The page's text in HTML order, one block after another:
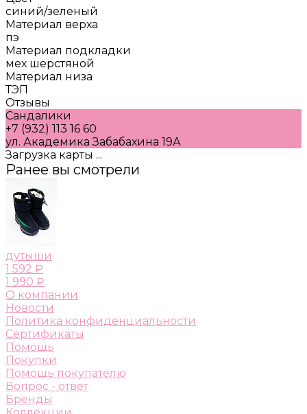
синий/зеленый
Материал верха
пэ
Материал подкладки
мех шерстяной
Материал низа
ТЭП
Отзывы
Сандалики
+7 (932) 113 16 60
ул. Академика Забабахина 19А
Загрузка карты ...
Ранее вы смотрели
дутыши
1 592 ₽
1 990 ₽
О компании
Новости
Политика конфиденциальности
Сертификаты
Помощь
Покупки
Помощь покупателю
Вопрос - ответ
Бренды